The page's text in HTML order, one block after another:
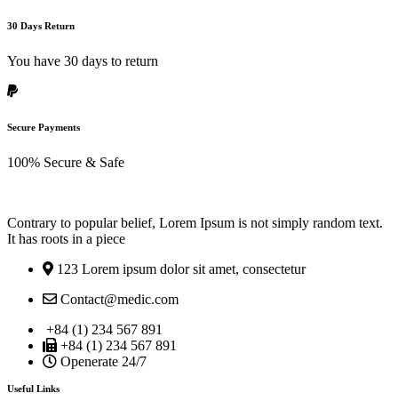
30 Days Return
You have 30 days to return
Secure Payments
100% Secure & Safe
Contrary to popular belief, Lorem Ipsum is not simply random text.
It has roots in a piece
123 Lorem ipsum dolor sit amet, consectetur
Contact@medic.com
+84 (1) 234 567 891
+84 (1) 234 567 891
Openerate 24/7
Useful Links